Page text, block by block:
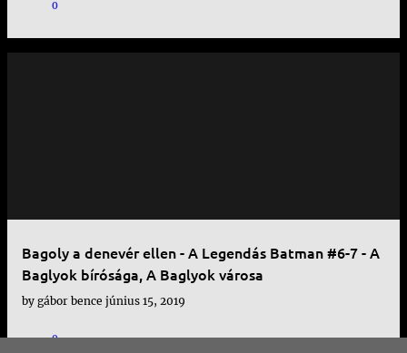
0
Bagoly a denevér ellen - A Legendás Batman #6-7 - A
Baglyok bírósága, A Baglyok városa
by gábor bence június 15, 2019
0